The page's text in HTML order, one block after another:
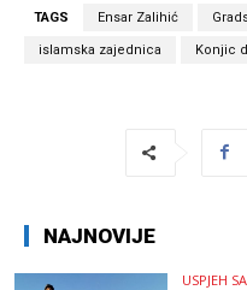
TAGS Ensar Zalihić
islamska zajednica Konjic
NAJNOVIJE
USPJEH